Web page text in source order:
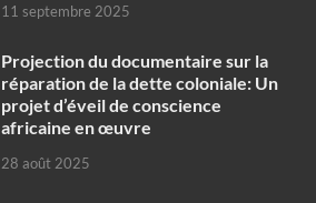
11 septembre 2025
Projection du documentaire sur la
réparation de la dette coloniale: Un
projet d’éveil de conscience
africaine en œuvre‎
28 août 2025